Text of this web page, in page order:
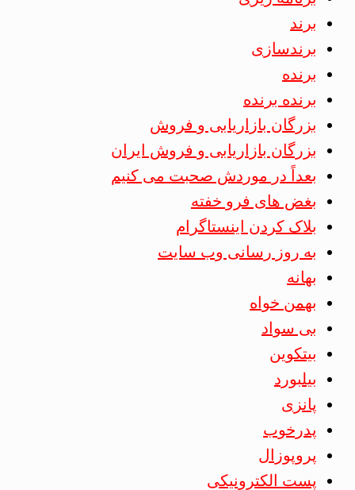
برند
برندسازی
برنده
برنده برنده
بزرگان بازاریابی و فروش
بزرگان بازاریابی و فروش ایران
بعداً در موردش صحبت می کنیم
بغض های فرو خفته
بلاک کردن اینستاگرام
به روز رسانی وب سایت
بهانه
بهمن خواه
بی سواد
بیتکوین
بیلبورد
پانزی
پدرخوب
پروپوزال
پست الکترونیکی